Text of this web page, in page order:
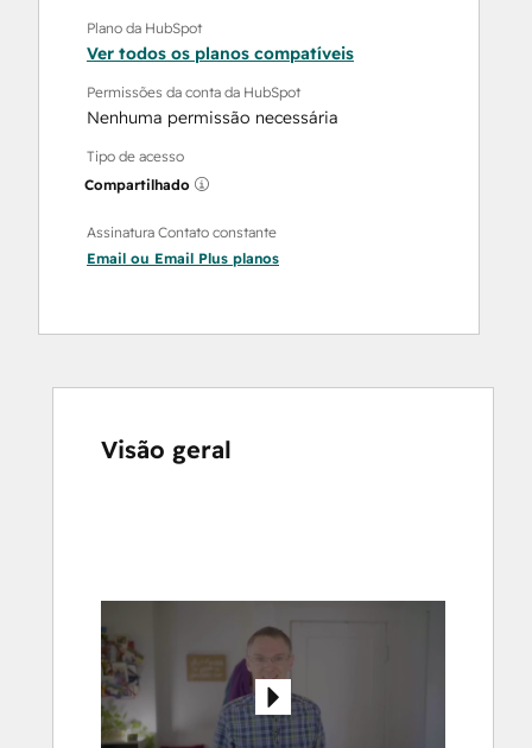
Plano da HubSpot
Ver todos os planos compatíveis
Permissões da conta da HubSpot
Nenhuma permissão necessária
Tipo de acesso
Compartilhado
Assinatura Contato constante
Email ou Email Plus planos
Visão geral
outros
itens